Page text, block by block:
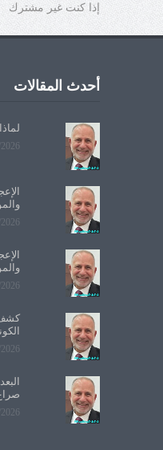
إذا كنت غير مشترك
أحدث المقالات
PM
PM
PM
كشف
PM
PM